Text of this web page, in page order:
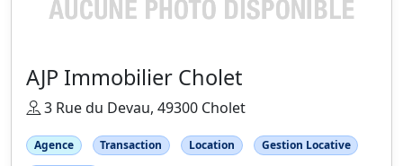
AJP Immobilier Cholet
3 Rue du Devau, 49300 Cholet
Agence Transaction Location
Gestion Locative